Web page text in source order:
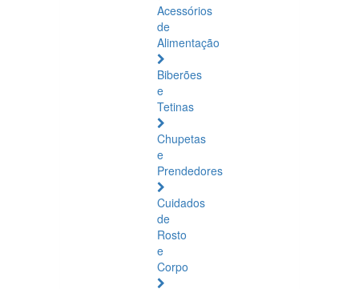
Acessórios
de
Alimentação
Biberões
e
Tetinas
Chupetas
e
Prendedores
Cuidados
de
Rosto
e
Corpo